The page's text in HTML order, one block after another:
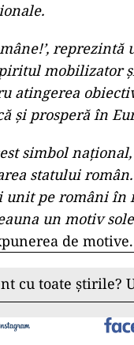
mobilizator
atingerea
şi prosperă în
simbol
statului
unit pe români în
un motiv
de motive.
cu toate știrile?